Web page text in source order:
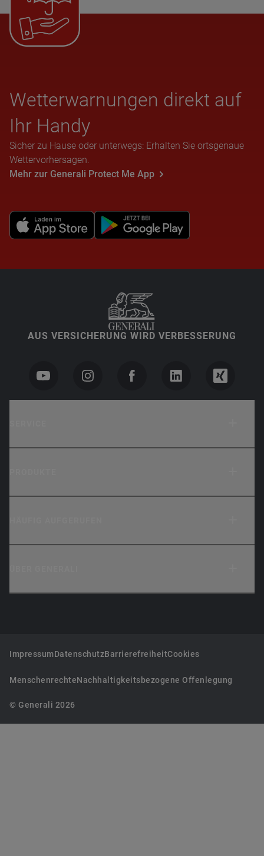
Wet­ter­war­nun­gen direkt auf
Ihr Handy
Sicher zu Hause oder unterwegs: Erhalten Sie ortsgenaue
Wettervorhersagen.
Mehr zur Generali Protect Me App
AUS VERSICHERUNG WIRD VERBESSERUNG
ImpressumDatenschutzBarrierefreiheitCookies
MenschenrechteNachhaltigkeitsbezogene Offenlegung
© Generali 2026